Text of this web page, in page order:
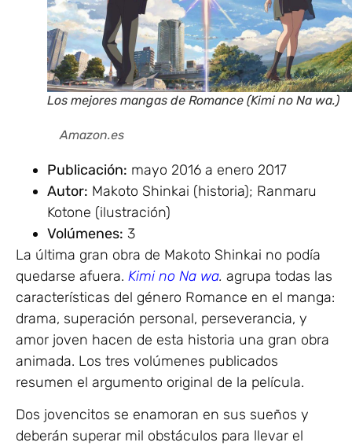
Los mejores mangas de Romance (Kimi no Na
Amazon.es
Publicación: mayo 2016 a enero 2017
Autor: Makoto Shinkai (historia); Ranmaru
Kotone (ilustración)
Volúmenes: 3
La última gran obra de Makoto Shinkai no podía
quedarse afuera. Kimi no Na wa. agrupa todas las
características del género Romance en el manga:
drama, superación personal, perseverancia, y
amor joven hacen de esta historia una gran obra
animada. Los tres volúmenes publicados
resumen el argumento original de la película.
Dos jovencitos se enamoran en sus sueños y
deberán superar mil obstáculos para llevar el